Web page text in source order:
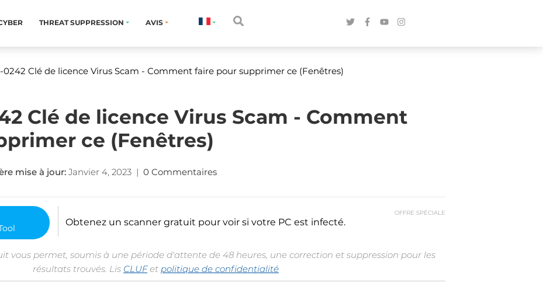
THREAT SUPPRESSION AVIS
0242 Clé de licence Virus Scam - Comment faire pour supprimer ce (Fenêtres)
Clé de licence Virus Scam - Comment
ce (Fenêtres)
mise à jour: Janvier 4, 2023 | 0 Commentaires
OFFRE SPÉCIALE
Obtenez un scanner gratuit pour voir si votre PC est infecté.
vous permet, soumis à une période d'attente de 48 heures, une correction et suppression pour les
résultats trouvés. Lis CLUFet politique de confidentialité